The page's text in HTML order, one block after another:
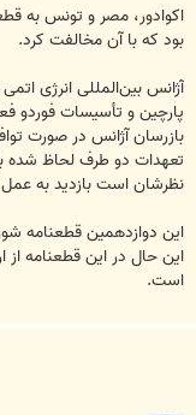
اکوادور، مصر و تونس به
بود که با آن مخالفت کرد.
آژانس بین‌المللی انرژی
پارچین و تأسیسات فوردو
بازرسان آژانس در صورت
تعهدات دو طرف لحاظ شده
نظرشان است بازدید به عمل
این حال در این قطعنامه از
است.